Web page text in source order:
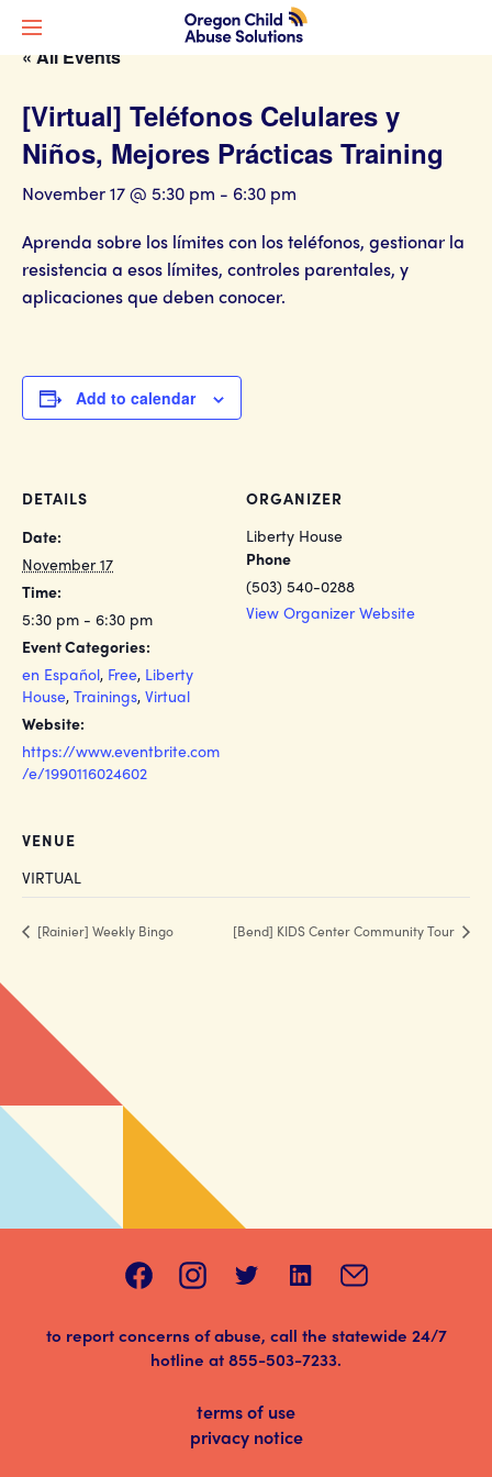
« All Events
[Virtual] Teléfonos Celulares y
Niños, Mejores Prácticas Training
November 17 @ 5:30 pm - 6:30 pm
Aprenda sobre los límites con los teléfonos, gestionar la
resistencia a esos límites, controles parentales, y
aplicaciones que deben conocer.
Add to calendar
DETAILS
Date:
November 17
Time:
5:30 pm - 6:30 pm
Event Categories:
en Español, Free, Liberty
House, Trainings, Virtual
Website:
https://www.eventbrite.com
/e/1990116024602
ORGANIZER
Liberty House
Phone
(503) 540-0288
View Organizer Website
VENUE
VIRTUAL
[Rainier] Weekly Bingo [Bend] KIDS Center Community Tour
to report concerns of abuse, call the statewide 24/7
hotline at855-503-7233.
terms of use
privacy notice